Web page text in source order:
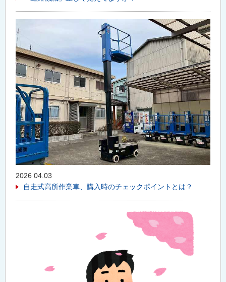
2026 04.03
自走式高所作業車、購入時のチェックポイントとは？